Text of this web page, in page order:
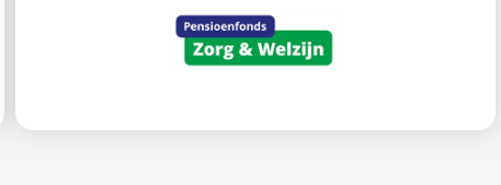
Benchmark gratis in HR-dataportaal: vergelijk
eigen data met andere organisaties